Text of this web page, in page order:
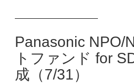
————————————
Panasonic NPO/
トファンド for
成（7/31）